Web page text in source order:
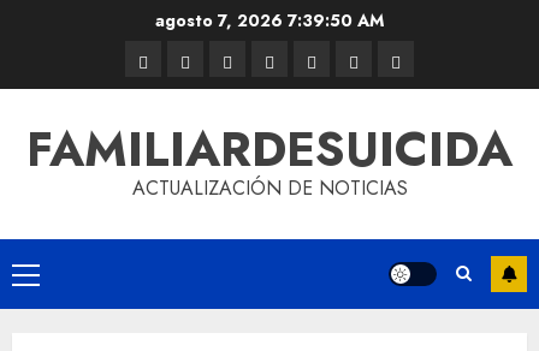
agosto 7, 2026 7:39:50 AM
FAMILIARDESUICIDA
ACTUALIZACIÓN DE NOTICIAS